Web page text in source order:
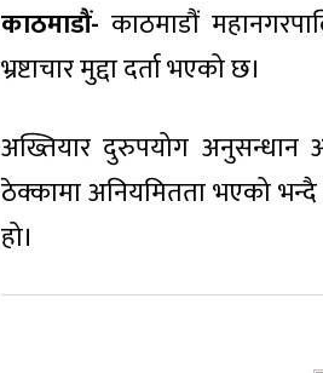
काठमाडौं- काठमाडौं
भ्रष्टाचार मुद्दा दर्ता भएको छ।
अख्तियार दुरुपयोग अनुसन्धान
ठेक्कामा अनियमितता भएको भन्दै
हो।